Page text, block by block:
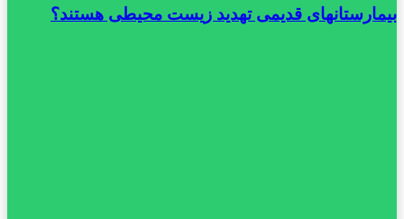
بیمارستانهای قدیمی تهدید زیست محیطی هستند؟